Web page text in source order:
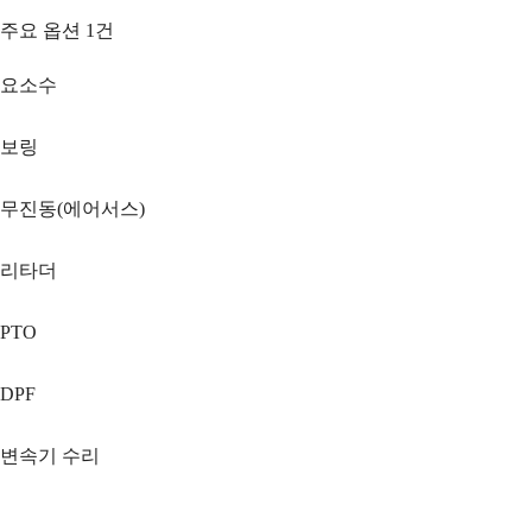
주요 옵션 1 건
요소수
보링
무진동(에어서스)
리타더
PTO
DPF
변속기 수리